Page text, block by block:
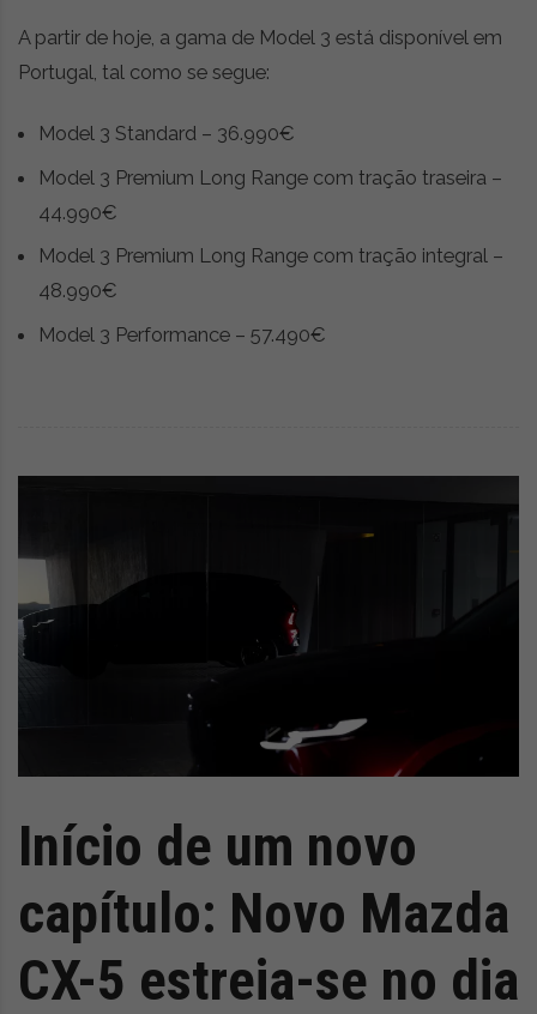
A partir de hoje, a gama de Model 3 está disponível em
Portugal, tal como se segue:
Model 3 Standard – 36.990€
Model 3 Premium Long Range com tração traseira –
44.990€
Model 3 Premium Long Range com tração integral –
48.990€
Model 3 Performance – 57.490€
Início de um novo
capítulo: Novo Mazda
CX-5 estreia-se no dia